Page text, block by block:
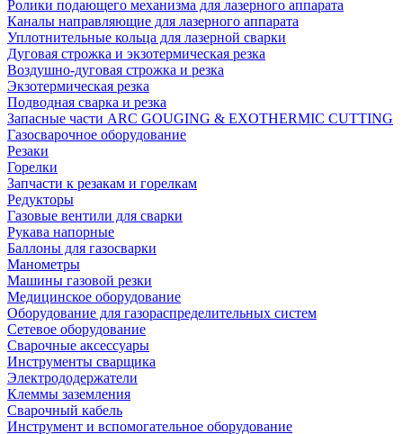
Ролики подающего механизма для лазерного аппарата
Каналы направляющие для лазерного аппарата
Уплотнительные кольца для лазерной сварки
Дуговая строжка и экзотермическая резка
Воздушно-дуговая строжка и резка
Экзотермическая резка
Подводная сварка и резка
Запасные части ARC GOUGING & EXOTHERMIC CUTTING
Газосварочное оборудование
Резаки
Горелки
Запчасти к резакам и горелкам
Редукторы
Газовые вентили для сварки
Рукава напорные
Баллоны для газосварки
Манометры
Машины газовой резки
Медицинское оборудование
Оборудование для газораспределительных систем
Сетевое оборудование
Сварочные аксессуары
Инструменты сварщика
Электрододержатели
Клеммы заземления
Сварочный кабель
Инструмент и вспомогательное оборудование